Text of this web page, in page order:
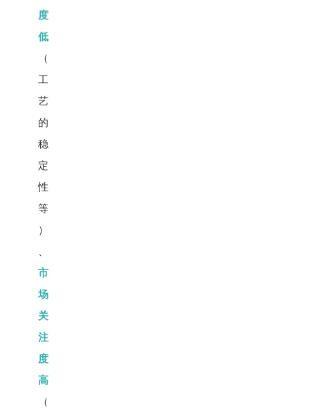
度
低
（
工
艺
的
稳
定
性
等
）
市
场
关
注
度
高
（